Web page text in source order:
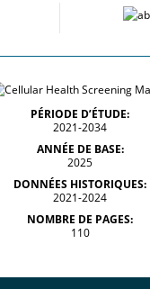
PÉRIODE D’ÉTUDE:
2021-2034
ANNÉE DE BASE:
2025
DONNÉES HISTORIQUES:
2021-2024
NOMBRE DE PAGES:
110